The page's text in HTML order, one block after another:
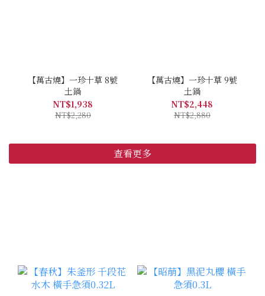
【萬古燒】一珍十草 8號
土鍋
NT$1,938
NT$2,280
【萬古燒】一珍十草 9號
土鍋
NT$2,448
NT$2,880
查看更多